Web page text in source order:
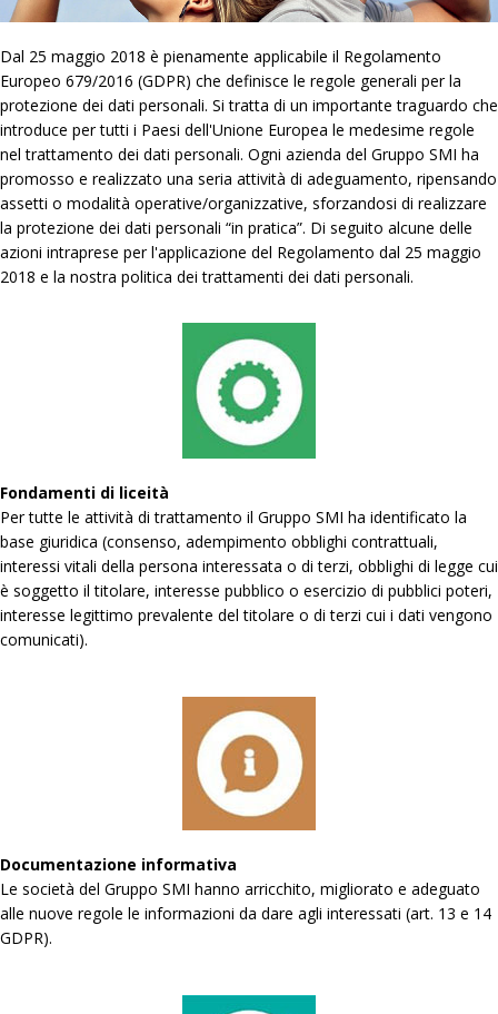
Dal 25 maggio 2018 è pienamente applicabile il Regolamento
Europeo 679/2016 (GDPR) che definisce le regole generali per la
protezione dei dati personali. Si tratta di un importante traguardo che
introduce per tutti i Paesi dell'Unione Europea le medesime regole
nel trattamento dei dati personali. Ogni azienda del Gruppo SMI ha
promosso e realizzato una seria attività di adeguamento, ripensando
assetti o modalità operative/organizzative, sforzandosi di realizzare
la protezione dei dati personali “in pratica”. Di seguito alcune delle
azioni intraprese per l'applicazione del Regolamento dal 25 maggio
2018 e la nostra politica dei trattamenti dei dati personali.
Fondamenti di liceità
Per tutte le attività di trattamento il Gruppo SMI ha identificato la
base giuridica (consenso, adempimento obblighi contrattuali,
interessi vitali della persona interessata o di terzi, obblighi di legge cui
è soggetto il titolare, interesse pubblico o esercizio di pubblici poteri,
interesse legittimo prevalente del titolare o di terzi cui i dati vengono
comunicati).
Documentazione informativa
Le società del Gruppo SMI hanno arricchito, migliorato e adeguato
alle nuove regole le informazioni da dare agli interessati (art. 13 e 14
GDPR).